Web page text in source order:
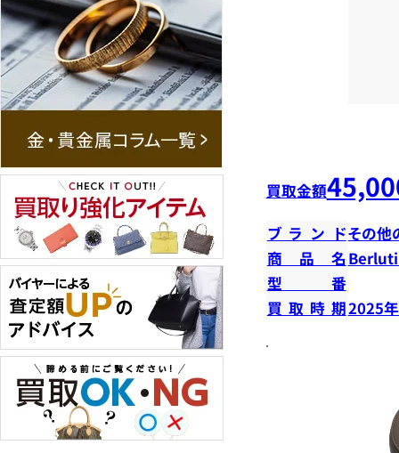
買取金額
ブランドその他
商品名 Berluti
型番
買取時期2025